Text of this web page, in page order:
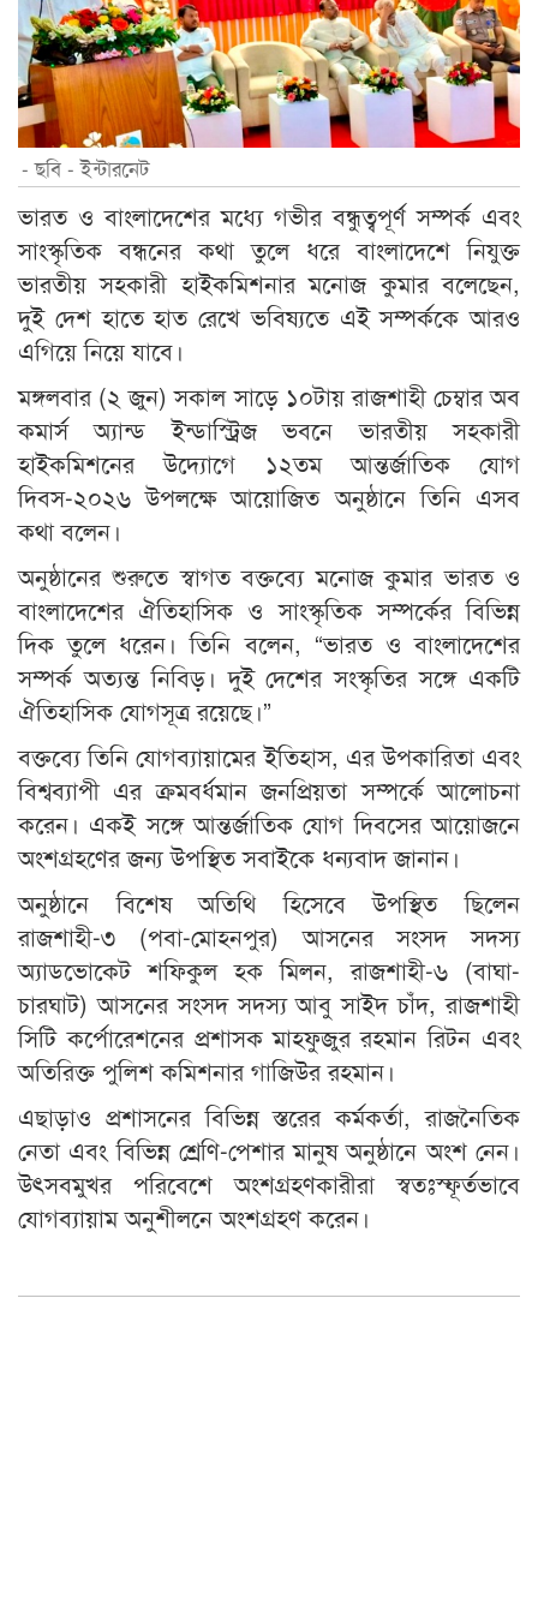
- ছবি - ইন্টারনেট
ভারত ও বাংলাদেশের মধ্যে গভীর বন্ধুত্বপূর্ণ সম্পর্ক এবং
সাংস্কৃতিক বন্ধনের কথা তুলে ধরে বাংলাদেশে নিযুক্ত
ভারতীয় সহকারী হাইকমিশনার মনোজ কুমার বলেছেন,
দুই দেশ হাতে হাত রেখে ভবিষ্যতে এই সম্পর্ককে আরও
এগিয়ে নিয়ে যাবে।
মঙ্গলবার (২ জুন) সকাল সাড়ে ১০টায় রাজশাহী চেম্বার অব
কমার্স অ্যান্ড ইন্ডাস্ট্রিজ ভবনে ভারতীয় সহকারী
হাইকমিশনের উদ্যোগে ১২তম আন্তর্জাতিক যোগ
দিবস-২০২৬ উপলক্ষে আয়োজিত অনুষ্ঠানে তিনি এসব
কথা বলেন।
অনুষ্ঠানের শুরুতে স্বাগত বক্তব্যে মনোজ কুমার ভারত ও
বাংলাদেশের ঐতিহাসিক ও সাংস্কৃতিক সম্পর্কের বিভিন্ন
দিক তুলে ধরেন। তিনি বলেন, “ভারত ও বাংলাদেশের
সম্পর্ক অত্যন্ত নিবিড়। দুই দেশের সংস্কৃতির সঙ্গে একটি
ঐতিহাসিক যোগসূত্র রয়েছে।”
বক্তব্যে তিনি যোগব্যায়ামের ইতিহাস, এর উপকারিতা এবং
বিশ্বব্যাপী এর ক্রমবর্ধমান জনপ্রিয়তা সম্পর্কে আলোচনা
করেন। একই সঙ্গে আন্তর্জাতিক যোগ দিবসের আয়োজনে
অংশগ্রহণের জন্য উপস্থিত সবাইকে ধন্যবাদ জানান।
অনুষ্ঠানে বিশেষ অতিথি হিসেবে উপস্থিত ছিলেন
রাজশাহী-৩ (পবা-মোহনপুর) আসনের সংসদ সদস্য
অ্যাডভোকেট শফিকুল হক মিলন, রাজশাহী-৬ (বাঘা-
চারঘাট) আসনের সংসদ সদস্য আবু সাইদ চাঁদ, রাজশাহী
সিটি কর্পোরেশনের প্রশাসক মাহফুজুর রহমান রিটন এবং
অতিরিক্ত পুলিশ কমিশনার গাজিউর রহমান।
এছাড়াও প্রশাসনের বিভিন্ন স্তরের কর্মকর্তা, রাজনৈতিক
নেতা এবং বিভিন্ন শ্রেণি-পেশার মানুষ অনুষ্ঠানে অংশ নেন।
উৎসবমুখর পরিবেশে অংশগ্রহণকারীরা স্বতঃস্ফূর্তভাবে
যোগব্যায়াম অনুশীলনে অংশগ্রহণ করেন।